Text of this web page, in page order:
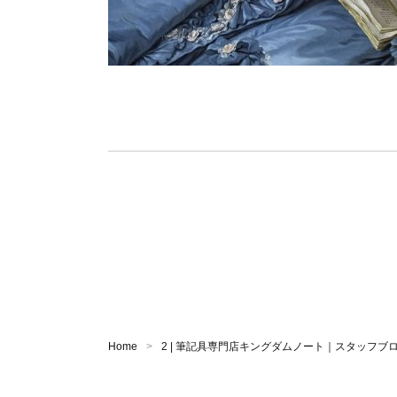
Home 2 | 筆記具専門店キングダムノート｜スタッフブ